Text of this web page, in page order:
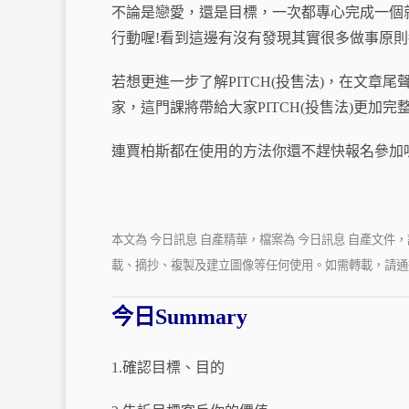
不論是戀愛，還是目標，一次都專心完成一
行動喔!看到這邊有沒有發現其實很多做事原
若想更進一步了解PITCH(投售法)，在文章尾
家，這門課將帶給大家PITCH(投售法)更加完
連賈柏斯都在使用的方法你還不趕快報名參加
本文為 今日訊息 自產精華，檔案為 今日訊息 自產文件
載、摘抄、複製及建立圖像等任何使用。如需轉載，請
今日Summary
1.確認目標、目的